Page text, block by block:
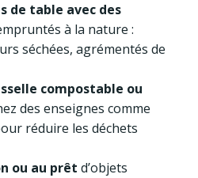
de table avec des
à la nature :
séchées, agrémentés de
compostable ou
des enseignes comme
réduire les déchets
ou au prêt d’objets